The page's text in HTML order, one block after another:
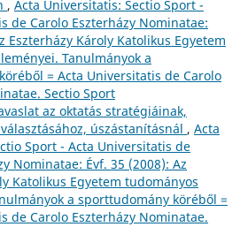
, Acta Universitatis: Sectio Sport -
de Carolo Eszterházy Nominatae:
Eszterházy Károly Katolikus Egyetem
Tanulmányok a
= Acta Universitatis de Carolo
Sectio Sport
az oktatás stratégiáinak,
úszástanításnál , Acta
Sport - Acta Universitatis de
Nominatae: Évf. 35 (2008): Az
Katolikus Egyetem tudományos
a sporttudomány köréből =
de Carolo Eszterházy Nominatae.